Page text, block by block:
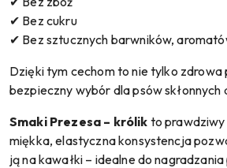
✔ Bez cukru
✔ Bez sztucznych barwników,
Dzięki tym cechom to nie tylko
bezpieczny wybór dla psów skłonnych
Smaki Prezesa – królik to prawdziwy
miękka, elastyczna konsystencja
ją na kawałki – idealne do